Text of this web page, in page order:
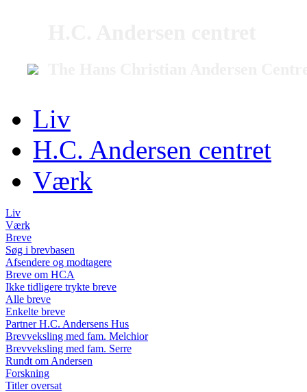
Liv
H.C. Andersen centret
Værk
Liv
Værk
Breve
Søg i brevbasen
Afsendere og modtagere
Breve om HCA
Ikke tidligere trykte breve
Alle breve
Enkelte breve
Partner H.C. Andersens Hus
Brevveksling med fam. Melchior
Brevveksling med fam. Serre
Rundt om Andersen
Forskning
Titler oversat